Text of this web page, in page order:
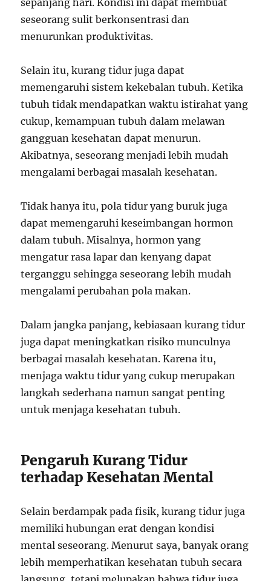
seseorang sulit berkonsentrasi dan
menurunkan produktivitas.
Selain itu, kurang tidur juga dapat
memengaruhi sistem kekebalan tubuh. Ketika
tubuh tidak mendapatkan waktu istirahat yang
cukup, kemampuan tubuh dalam melawan
gangguan kesehatan dapat menurun.
Akibatnya, seseorang menjadi lebih mudah
mengalami berbagai masalah kesehatan.
Tidak hanya itu, pola tidur yang buruk juga
dapat memengaruhi keseimbangan hormon
dalam tubuh. Misalnya, hormon yang
mengatur rasa lapar dan kenyang dapat
terganggu sehingga seseorang lebih mudah
mengalami perubahan pola makan.
Dalam jangka panjang, kebiasaan kurang tidur
juga dapat meningkatkan risiko munculnya
berbagai masalah kesehatan. Karena itu,
menjaga waktu tidur yang cukup merupakan
langkah sederhana namun sangat penting
untuk menjaga kesehatan tubuh.
Pengaruh Kurang Tidur
terhadap Kesehatan Mental
Selain berdampak pada fisik, kurang tidur juga
memiliki hubungan erat dengan kondisi
mental seseorang. Menurut saya, banyak orang
lebih memperhatikan kesehatan tubuh secara